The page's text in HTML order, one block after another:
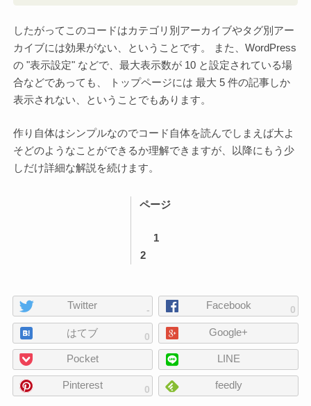
したがってこのコードはカテゴリ別アーカイブやタグ別アー
カイブには効果がない、ということです。 また、WordPress
の "表示設定" などで、最大表示数が 10 と設定されている場
合などであっても、 トップページには 最大 5 件の記事しか
表示されない、ということでもあります。
作り自体はシンプルなのでコード自体を読んでしまえば大よ
そどのようなことができるか理解できますが、以降にもう少
しだけ詳細な解説を続けます。
の
次
ページ
ペ
1
ペ
2
ペ
ー
ジ
の
シ
ェ
-
Twitter 0
Facebook
0
はてブ Google+
Pocket LINE
0
Pinterest feedly